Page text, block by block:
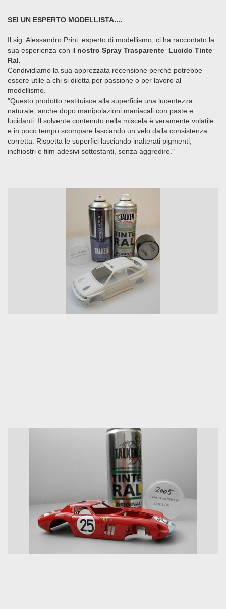
SEI UN ESPERTO MODELLISTA....
Il sig. Alessandro Prini, esperto di modellismo, ci ha raccontato la
sua esperienza con il nostro Spray Trasparente Lucido Tinte
Ral.
Condividiamo la sua apprezzata recensione perché potrebbe
essere utile a chi si diletta per passione o per lavoro al
modellismo.
"Questo prodotto restituisce alla superficie una lucentezza
naturale, anche dopo manipolazioni maniacali con paste e
lucidanti. Il solvente contenuto nella miscela è veramente volatile
e in poco tempo scompare lasciando un velo dalla consistenza
corretta. Rispetta le superfici lasciando inalterati pigmenti,
inchiostri e film adesivi sottostanti, senza aggredire."